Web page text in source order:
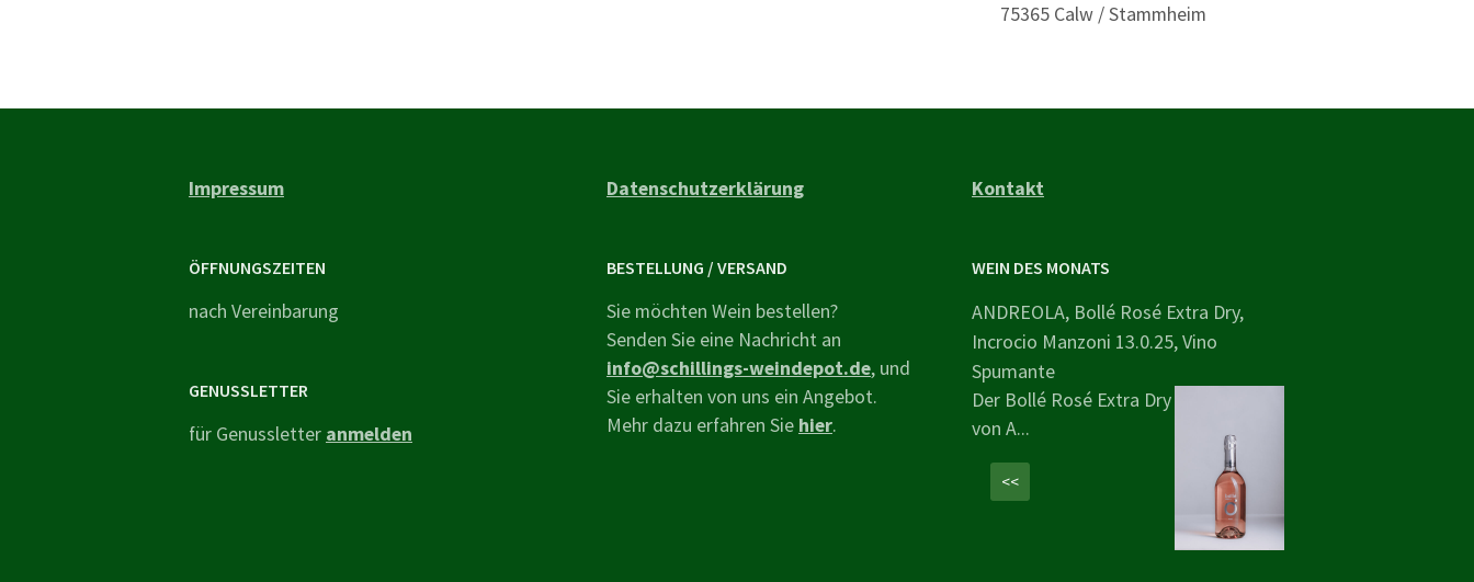
75365 Calw / Stammheim
Impressum
ÖFFNUNGSZEITEN
nach Vereinbarung
GENUSSLETTER
für Genussletter anmelden
Datenschutzerklärung
BESTELLUNG / VERSAND
Sie möchten Wein bestellen?
Senden Sie eine Nachricht an
info@schillings-weindepot.de, und
Sie erhalten von uns ein Angebot.
Mehr dazu erfahren Sie hier.
Kontakt
WEIN DES MONATS
ANDREOLA, Bollé Rosé Extra Dry,
Incrocio Manzoni 13.0.25, Vino
Spumante
Der Bollé Rosé Extra Dry
von A...
<<